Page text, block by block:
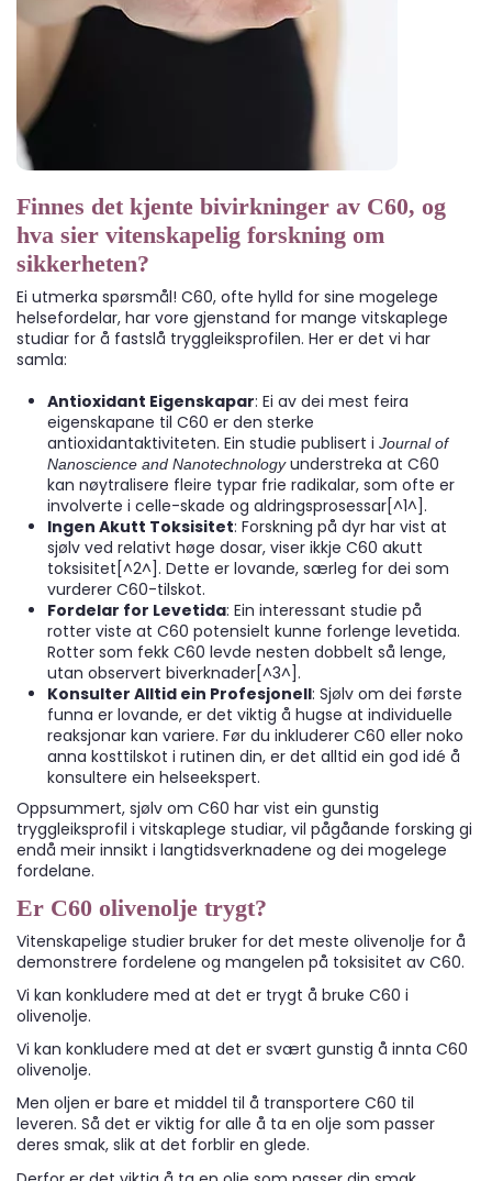
Finnes det kjente bivirkninger av C60, og
hva sier vitenskapelig forskning om
sikkerheten?
Ei utmerka spørsmål! C60, ofte hylld for sine mogelege
helsefordelar, har vore gjenstand for mange vitskaplege
studiar for å fastslå tryggleiksprofilen. Her er det vi har
samla:
Antioxidant Eigenskapar: Ei av dei mest feira
eigenskapane til C60 er den sterke
antioxidantaktiviteten. Ein studie publisert i Journal of
Nanoscience and Nanotechnologyunderstreka at C60
kan nøytralisere fleire typar frie radikalar, som ofte er
involverte i celle-skade og aldringsprosessar[^1^].
Ingen Akutt Toksisitet: Forskning på dyr har vist at
sjølv ved relativt høge dosar, viser ikkje C60 akutt
toksisitet[^2^]. Dette er lovande, særleg for dei som
vurderer C60-tilskot.
Fordelar for Levetida: Ein interessant studie på
rotter viste at C60 potensielt kunne forlenge levetida.
Rotter som fekk C60 levde nesten dobbelt så lenge,
utan observert biverknader[^3^].
Konsulter Alltid ein Profesjonell: Sjølv om dei første
funna er lovande, er det viktig å hugse at individuelle
reaksjonar kan variere. Før du inkluderer C60 eller noko
anna kosttilskot i rutinen din, er det alltid ein god idé å
konsultere ein helseekspert.
Oppsummert, sjølv om C60 har vist ein gunstig
tryggleiksprofil i vitskaplege studiar, vil pågåande forsking gi
endå meir innsikt i langtidsverknadene og dei mogelege
fordelane.
Er C60 olivenolje trygt?
Vitenskapelige studier bruker for det meste olivenolje for å
demonstrere fordelene og mangelen på toksisitet av C60.
Vi kan konkludere med at det er trygt å bruke C60 i
olivenolje.
Vi kan konkludere med at det er svært gunstig å innta C60
olivenolje.
Men oljen er bare et middel til å transportere C60 til
leveren. Så det er viktig for alle å ta en olje som passer
deres smak, slik at det forblir en glede.